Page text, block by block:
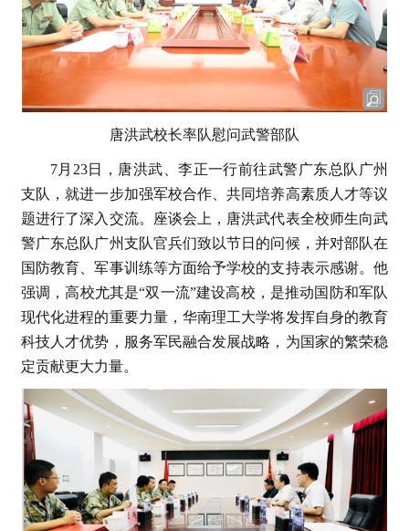
唐洪武校长率队慰问武警部队
7月23日，唐洪武、李正一行前往武警广东总队广州
支队，就进一步加强军校合作、共同培养高素质人才等议
题进行了深入交流。座谈会上，唐洪武代表全校师生向武
警广东总队广州支队官兵们致以节日的问候，并对部队在
国防教育、军事训练等方面给予学校的支持表示感谢。他
强调，高校尤其是“双一流”建设高校，是推动国防和军队
现代化进程的重要力量，华南理工大学将发挥自身的教育
科技人才优势，服务军民融合发展战略，为国家的繁荣稳
定贡献更大力量。